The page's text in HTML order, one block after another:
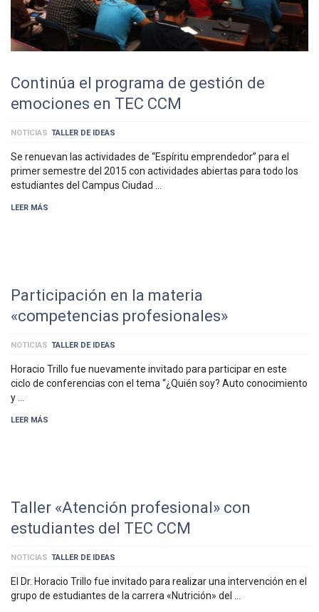
Continúa el programa de gestión de
emociones en TEC CCM
NOTICIAS TALLER DE IDEAS
Se renuevan las actividades de “Espíritu emprendedor” para el
primer semestre del 2015 con actividades abiertas para todo los
estudiantes del Campus Ciudad …
LEER MÁS
Participación en la materia
«competencias profesionales»
NOTICIAS TALLER DE IDEAS
Horacio Trillo fue nuevamente invitado para participar en este
ciclo de conferencias con el tema “¿Quién soy? Auto conocimiento
y …
LEER MÁS
Taller «Atención profesional» con
estudiantes del TEC CCM
NOTICIAS TALLER DE IDEAS
El Dr. Horacio Trillo fue invitado para realizar una intervención en el
grupo de estudiantes de la carrera «Nutrición» del …